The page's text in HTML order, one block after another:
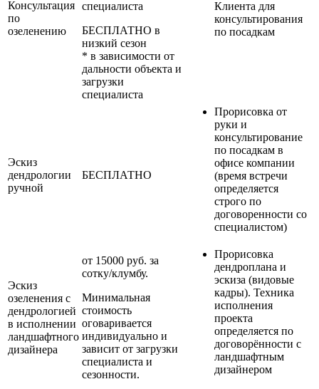
Консультация
по
озеленению
специалиста
БЕСПЛАТНО в
низкий сезон
* в зависимости от
дальности объекта и
загрузки
специалиста
Клиента для
консультирования
по посадкам
Эскиз
дендрологии
ручной
БЕСПЛАТНО
Прорисовка от
руки и
консультирование
по посадкам в
офисе компании
(время встречи
определяется
строго по
договоренности со
специалистом)
Эскиз
озеленения с
дендрологией
в исполнении
ландшафтного
дизайнера
от 15000 руб. за
сотку/клумбу.
Минимальная
стоимость
оговаривается
индивидуально и
зависит от загрузки
специалиста и
сезонности.
Прорисовка
дендроплана и
эскиза (видовые
кадры). Техника
исполнения
проекта
определяется по
договорённости с
ландшафтным
дизайнером